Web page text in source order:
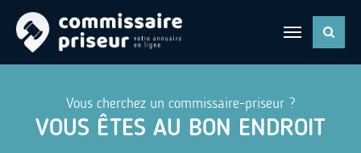
Vous cherchez un commissaire-priseur ?
VOUS ÊTES AU BON ENDROIT